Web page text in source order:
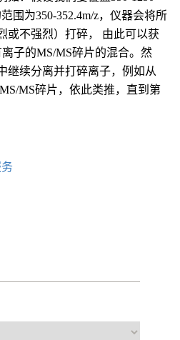
围为350-352.4m/z，仪器会将所
或不强烈）打碎， 由此可以获
子的MS/MS碎片的混合。然
继续分离并打碎离子，例如从
MS碎片，依此类推，直到第